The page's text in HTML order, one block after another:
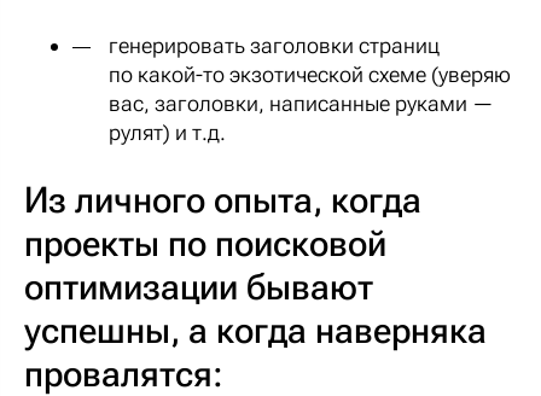
генерировать заголовки страниц
по какой-то экзотической схеме (уверяю
вас, заголовки, написанные руками —
рулят) и т.д.
Из личного опыта, когда
проекты по поисковой
оптимизации бывают
успешны, а когда наверняка
провалятся: